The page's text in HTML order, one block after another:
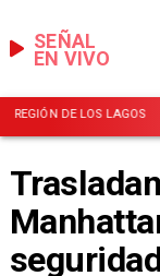
EN VIVO
SEÑAL
REGIÓN DE LOS LAGOS